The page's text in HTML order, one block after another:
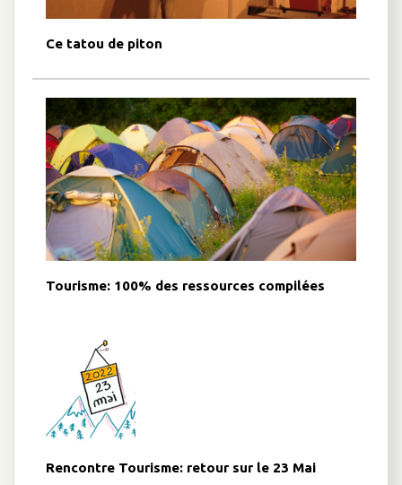
Ce tatou de piton
Tourisme: 100% des ressources compilées
Rencontre Tourisme: retour sur le 23 Mai